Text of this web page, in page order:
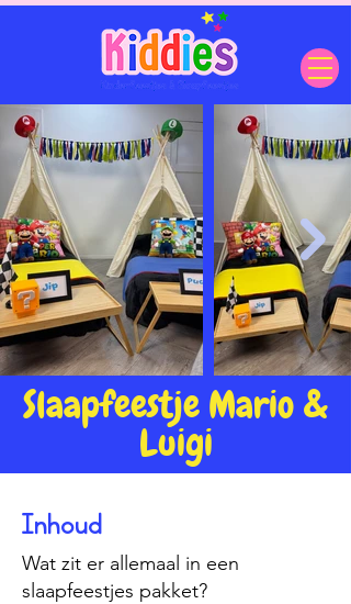
Slaapfeestje Mario &
Luigi
Inhoud
Wat zit er allemaal in een
slaapfeestjes pakket?